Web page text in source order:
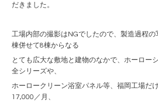
だきました。
工場内部の撮影はNGでしたので、製造過程
棟併せて8棟からなる
とても広大な敷地と建物のなかで、ホーロー
全シリーズや、
ホーロークリーン浴室パネル等、福岡工場だ
17,000／月、